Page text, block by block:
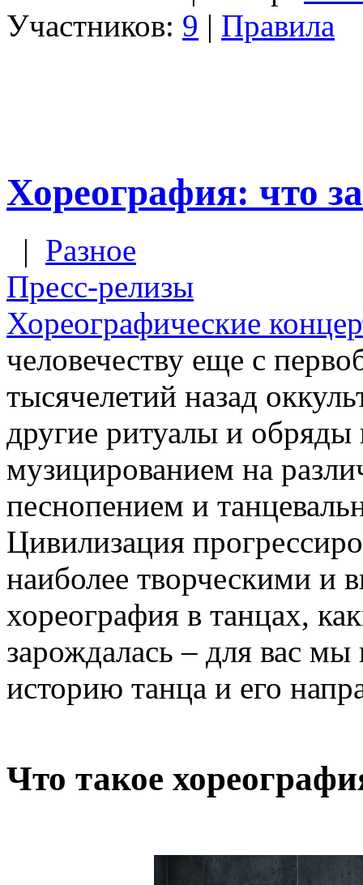
Участников: 9 | Правила
Хореография: что
| Разное
Пресс-релизы
Хореографические
человечеству еще с
тысячелетий назад
другие ритуалы и обряды
музицированием на
песнопением и
Цивилизация
наиболее творческими и
хореография в танцах,
зарождалась – для вас мы
историю танца и его
Что такое